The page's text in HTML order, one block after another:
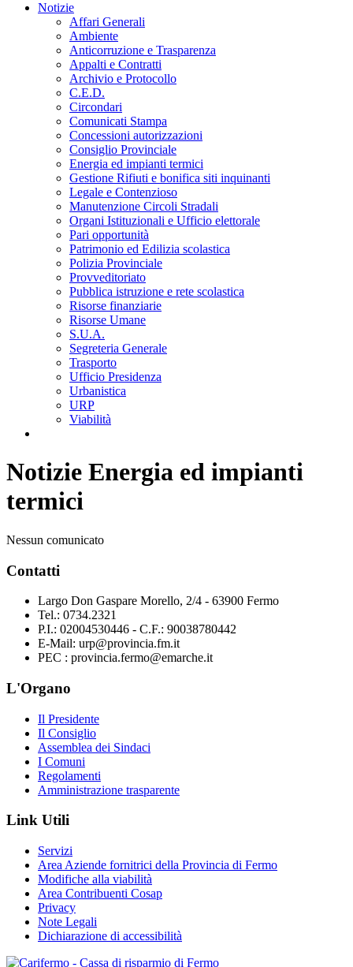
Notizie
Affari Generali
Ambiente
Anticorruzione e Trasparenza
Appalti e Contratti
Archivio e Protocollo
C.E.D.
Circondari
Comunicati Stampa
Concessioni autorizzazioni
Consiglio Provinciale
Energia ed impianti termici
Gestione Rifiuti e bonifica siti inquinanti
Legale e Contenzioso
Manutenzione Circoli Stradali
Organi Istituzionali e Ufficio elettorale
Pari opportunità
Patrimonio ed Edilizia scolastica
Polizia Provinciale
Provveditoriato
Pubblica istruzione e rete scolastica
Risorse finanziarie
Risorse Umane
S.U.A.
Segreteria Generale
Trasporto
Ufficio Presidenza
Urbanistica
URP
Viabilità
Notizie Energia ed impianti
termici
Nessun comunicato
Contatti
Largo Don Gaspare Morello, 2/4 - 63900 Fermo
Tel.: 0734.2321
P.I.: 02004530446 - C.F.: 90038780442
E-Mail: urp@provincia.fm.it
PEC : provincia.fermo@emarche.it
L'Organo
Il Presidente
Il Consiglio
Assemblea dei Sindaci
I Comuni
Regolamenti
Amministrazione trasparente
Link Utili
Servizi
Area Aziende fornitrici della Provincia di Fermo
Modifiche alla viabilità
Area Contribuenti Cosap
Privacy
Note Legali
Dichiarazione di accessibilità